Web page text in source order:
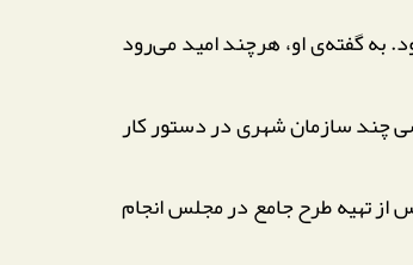
به گفته‌ی او، هرچند امید می‌رود
چند سازمان شهری در دستور کار
از تهیه طرح جامع در مجلس انجام